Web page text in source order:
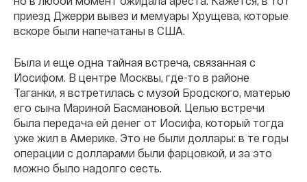
приезд Джерри вывез и мемуары Хрущева, которые
вскоре были напечатаны в США.
Была и еще одна тайная встреча, связанная с
Иосифом. В центре Москвы, где-то в районе
Таганки, я встретилась с музой Бродского, матерью
его сына Мариной Басмановой. Целью встречи
была передача ей денег от Иосифа, который тогда
уже жил в Америке. Это не были доллары: в те годы
операции с долларами были фарцовкой, и за это
можно было надолго сесть.